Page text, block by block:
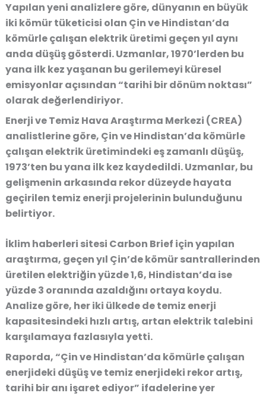
Yapılan yeni analizlere göre, dünyanın en büyük
iki kömür tüketicisi olan Çin ve Hindistan’da
kömürle çalışan elektrik üretimi geçen yıl aynı
anda düşüş gösterdi. Uzmanlar, 1970’lerden bu
yana ilk kez yaşanan bu gerilemeyi küresel
emisyonlar açısından “tarihi bir dönüm noktası”
olarak değerlendiriyor.
Enerji ve Temiz Hava Araştırma Merkezi (CREA)
analistlerine göre, Çin ve Hindistan’da kömürle
çalışan elektrik üretimindeki eş zamanlı düşüş,
1973’ten bu yana ilk kez kaydedildi. Uzmanlar, bu
gelişmenin arkasında rekor düzeyde hayata
geçirilen temiz enerji projelerinin bulunduğunu
belirtiyor.
İklim haberleri sitesi Carbon Brief için yapılan
araştırma, geçen yıl Çin’de kömür santrallerinden
üretilen elektriğinyüzde 1,6, Hindistan’da ise
yüzde 3 oranında azaldığını ortaya koydu.
Analize göre, her iki ülkede de temiz enerji
kapasitesindeki hızlı artış, artan elektrik talebini
karşılamaya fazlasıyla yetti.
Raporda, “Çin ve Hindistan’da kömürle çalışan
enerjideki düşüş ve temiz enerjideki rekor artış,
tarihi bir anı işaret ediyor” ifadelerine yer